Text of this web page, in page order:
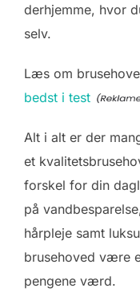
derhjemme, hvor
selv.
Læs om
bedst i test
Alt i alt er der
et
forskel for din
på
hårpleje samt
brusehoved være
pengene værd.